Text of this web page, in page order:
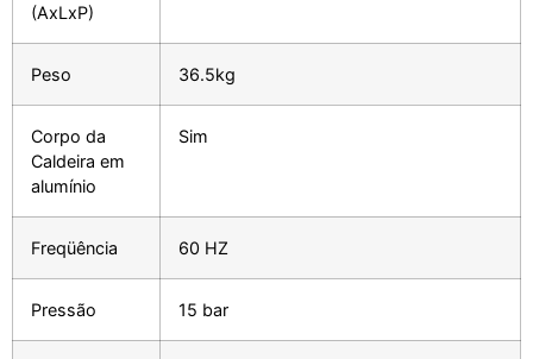
(AxLxP)
Peso 36.5kg
Corpo da
Caldeira em
alumínio
Sim
Freqüência 60 HZ
Pressão 15 bar